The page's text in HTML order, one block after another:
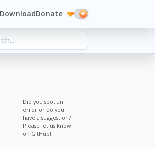
DownloadDonate ❤️
Did you spot an
error or do you
have a suggestion?
Please let us know
on GitHub!